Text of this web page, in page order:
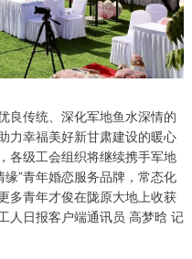
良传统、深化军地鱼水深情的
力幸福美好新甘肃建设的暖心
各级工会组织将继续携手军地
”青年婚恋服务品牌，常态化
多青年才俊在陇原大地上收获
人日报客户端通讯员 高梦晗 记